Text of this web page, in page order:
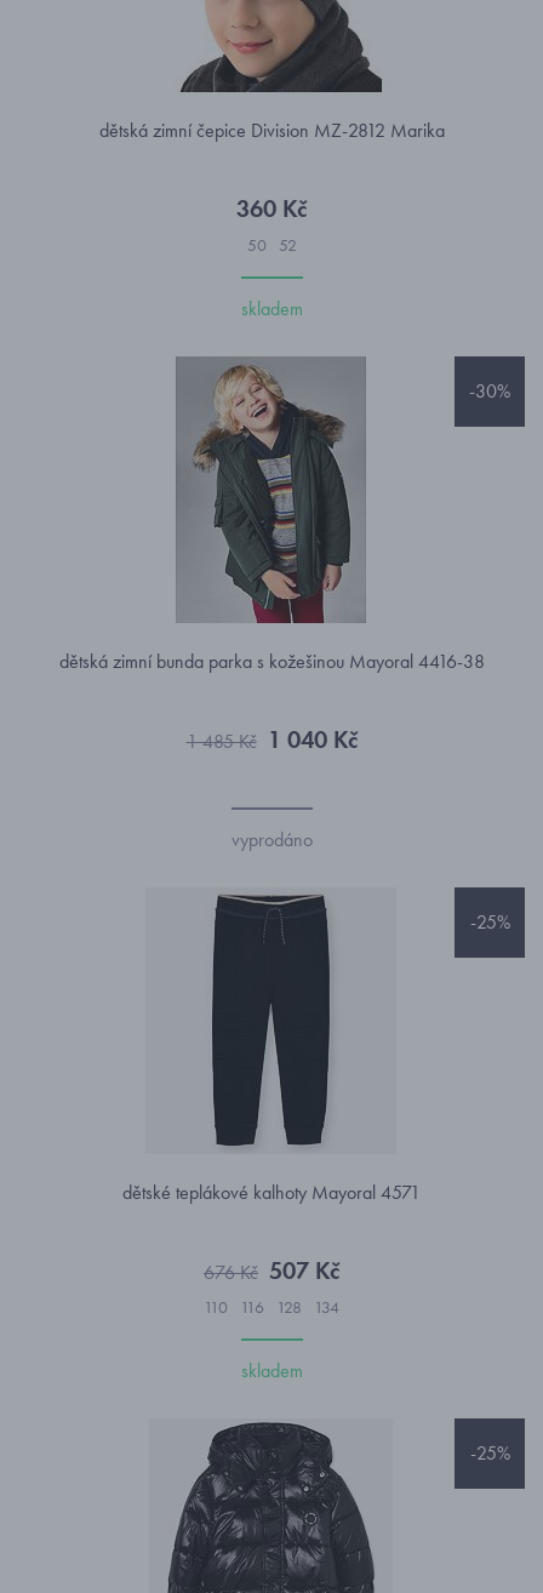
dětská zimní čepice Division MZ-2812 Marika
360 Kč
50 52
skladem
-30%
dětská zimní bunda parka s kožešinou Mayoral 4416-38
1 485 Kč 1 040 Kč
vyprodáno
-25%
dětské teplákové kalhoty Mayoral 4571
676 Kč 507 Kč
110 116 128 134
skladem
-25%